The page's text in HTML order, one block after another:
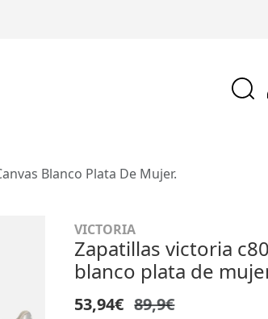
Blanco Plata De Mujer.
VICTORIA
Zapatillas victoria
blanco plata de
53,94€ 89,9€